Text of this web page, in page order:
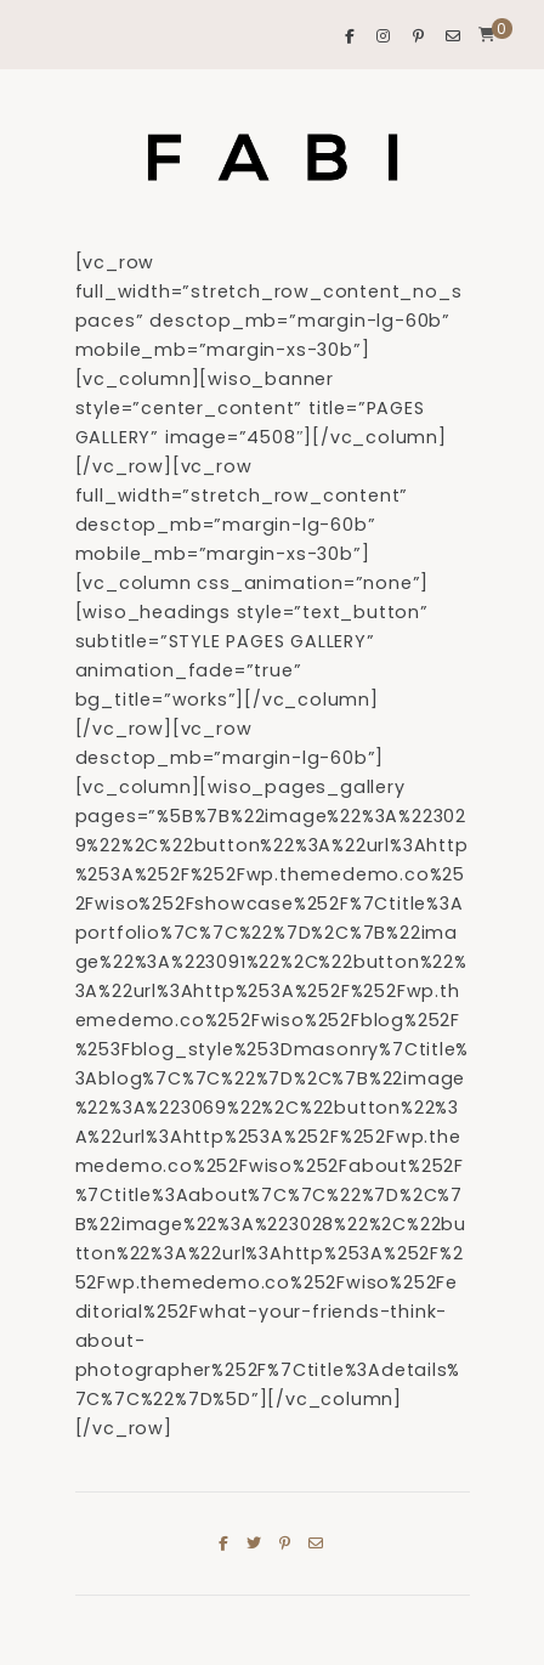
0
[vc_row
full_width=”stretch_row_content_no_s
paces” desctop_mb=”margin-lg-60b”
mobile_mb=”margin-xs-30b”]
[vc_column][wiso_banner
style=”center_content” title=”PAGES
GALLERY” image=”4508″][/vc_column]
[/vc_row][vc_row
full_width=”stretch_row_content”
desctop_mb=”margin-lg-60b”
mobile_mb=”margin-xs-30b”]
[vc_column css_animation=”none”]
[wiso_headings style=”text_button”
subtitle=”STYLE PAGES GALLERY”
animation_fade=”true”
bg_title=”works”][/vc_column]
[/vc_row][vc_row
desctop_mb=”margin-lg-60b”]
[vc_column][wiso_pages_gallery
pages=”%5B%7B%22image%22%3A%22302
9%22%2C%22button%22%3A%22url%3Ahttp
%253A%252F%252Fwp.themedemo.co%25
2Fwiso%252Fshowcase%252F%7Ctitle%3A
portfolio%7C%7C%22%7D%2C%7B%22ima
ge%22%3A%223091%22%2C%22button%22%
3A%22url%3Ahttp%253A%252F%252Fwp.th
emedemo.co%252Fwiso%252Fblog%252F
%253Fblog_style%253Dmasonry%7Ctitle%
3Ablog%7C%7C%22%7D%2C%7B%22image
%22%3A%223069%22%2C%22button%22%3
A%22url%3Ahttp%253A%252F%252Fwp.the
medemo.co%252Fwiso%252Fabout%252F
%7Ctitle%3Aabout%7C%7C%22%7D%2C%7
B%22image%22%3A%223028%22%2C%22bu
tton%22%3A%22url%3Ahttp%253A%252F%2
52Fwp.themedemo.co%252Fwiso%252Fe
ditorial%252Fwhat-your-friends-think-
about-
photographer%252F%7Ctitle%3Adetails%
7C%7C%22%7D%5D”][/vc_column]
[/vc_row]